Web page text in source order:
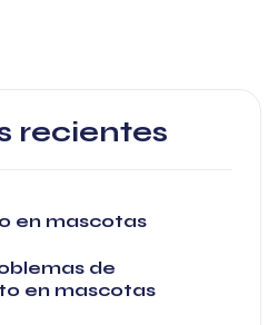
recientes
en mascotas
de
en mascotas